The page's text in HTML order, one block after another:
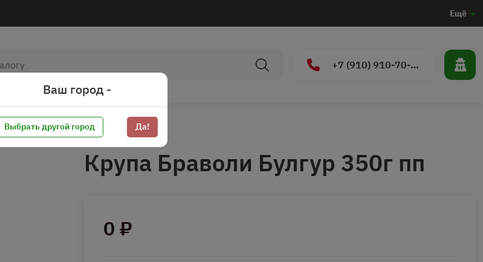
Ещё
+7 (910) 910-70-15
Крупа Браволи Булгур 350г пп
0 ₽
Ваш город -
Выбрать другой город Да!